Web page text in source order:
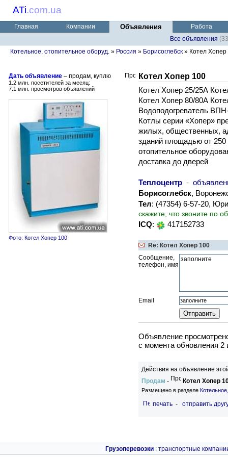
ATi.com.ua
Главная Компании Объявления
Работа
Все объявления
Котельное, отопительное оборуд. » Россия » Борисоглебск » Котел Хопер
Дать объявление – продам, куплю
1.2 млн. посетителей за месяц:
7.1 млн. просмотров объявлений
Фото: Котел Хопер 100
Котел Хопер 100
Котел Хопер 25/25А
Котел Хопер 80/80А
Водоподогреватель
Котлы серии «Хопер»
жилых, общественных,
зданий площадью от
отопительное
доставка до дверей
Теплоцентр -
Борисоглебск,
Тел: (47354) 6-57-20,
скажите, что звоните по
ICQ: 417152733
Re: Котел Хопер 100
Сообщение,
телефон, имя
Email
Объявление
c момента обновления 2
Действия на объявление
Продам - Котел Хопер
Размещено в разделе
печать - отправить
Грузоперевозки : транспортные